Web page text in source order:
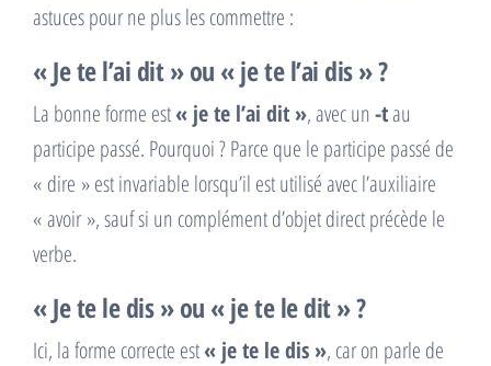
astuces pour ne plus les commettre :
« Je te l’ai dit » ou « je te l’ai dis » ?
La bonne forme est« je te l’ai dit », avec un -tau
participe passé. Pourquoi ? Parce que le participe passé de
« dire » est invariable lorsqu’il est utilisé avec l’auxiliaire
« avoir », sauf si un complément d’objet direct précède le
verbe.
« Je te le dis » ou « je te le dit » ?
Ici, la forme correcte est« je te le dis », car on parle de